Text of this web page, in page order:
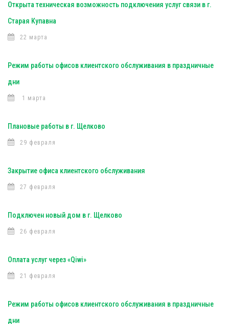
Открыта техническая возможность подключения услуг связи в г.
Старая Купавна
22 марта
Режим работы офисов клиентского обслуживания в праздничные
дни
1 марта
Плановые работы в г. Щелково
29 февраля
Закрытие офиса клиентского обслуживания
27 февраля
Подключен новый дом в г. Щелково
26 февраля
Оплата услуг через «Qiwi»
21 февраля
Режим работы офисов клиентского обслуживания в праздничные
дни